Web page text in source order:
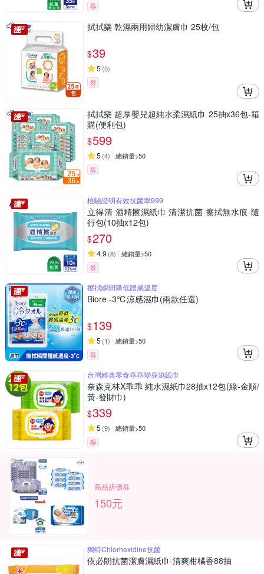
券
拭拭樂 乾濕兩用婦幼潔膚巾 25枚/包
$39
5 (5)
券
拭拭樂 超厚嬰兒超純水柔濕紙巾 25抽x36包-箱
購(便利包)
$599
5 (4) 總銷量>50
券
檢驗證明有效抗菌率999
立得清 酒精擦濕紙巾 清潔抗菌 擦拭無水痕-隨
行包(10抽x12包)
$270
4.9 (8) 總銷量>50
券
擦拭瞬間降低體感溫度
Biore -3℃涼感濕巾(兩款任選)
$139
5 (1) 總銷量>50
券
台灣經典零食乖乖變身濕紙巾
奈森克林X乖乖 純水濕紙巾28抽x12包(綠-金順/
黃-發財巾)
$339
5 (9) 總銷量>50
券
商品折價券
150元
獨特Chlorhexidine抗菌
依必朗抗菌潔膚濕紙巾-清爽柑橘香88抽